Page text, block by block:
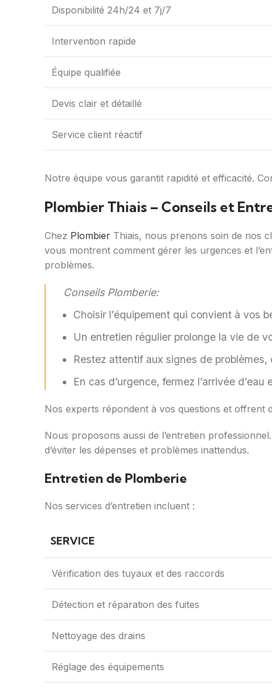
Disponibilité 24h/24 et 7j/7
Intervention rapide
Équipe qualifiée
Devis clair et détaillé
Service client réactif
Notre équipe vous garantit rapidité et efficacité.
Plombier Thiais – Conseils et
Chez Plombier Thiais, nous prenons soin de nos
vous montrent comment gérer les urgences et
problèmes.
Conseils Plomberie:
Choisir l’équipement qui convient à vos
Un entretien régulier prolonge la vie de
Restez attentif aux signes de
En cas d’urgence, fermez l’arrivée
Nos experts répondent à vos questions et offrent
Nous proposons aussi de l’entretien
d’éviter les dépenses et problèmes inattendus.
Entretien de Plomberie
Nos services d’entretien incluent :
SERVICE
Vérification des tuyaux et des raccords
Détection et réparation des fuites
Nettoyage des drains
Réglage des équipements